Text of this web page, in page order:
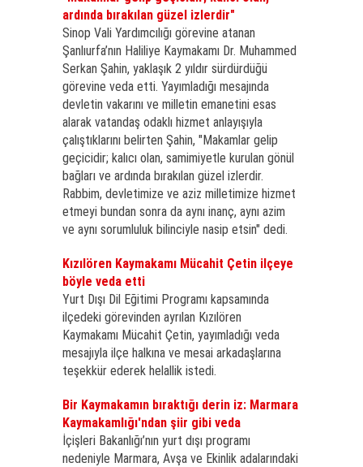
ardında bırakılan güzel izlerdir"
Sinop Vali Yardımcılığı görevine atanan
Şanlıurfa’nın Haliliye Kaymakamı Dr. Muhammed
Serkan Şahin, yaklaşık 2 yıldır sürdürdüğü
görevine veda etti. Yayımladığı mesajında
devletin vakarını ve milletin emanetini esas
alarak vatandaş odaklı hizmet anlayışıyla
çalıştıklarını belirten Şahin, "Makamlar gelip
geçicidir; kalıcı olan, samimiyetle kurulan gönül
bağları ve ardında bırakılan güzel izlerdir.
Rabbim, devletimize ve aziz milletimize hizmet
etmeyi bundan sonra da aynı inanç, aynı azim
ve aynı sorumluluk bilinciyle nasip etsin" dedi.
Kızılören Kaymakamı Mücahit Çetin ilçeye
böyle veda etti
Yurt Dışı Dil Eğitimi Programı kapsamında
ilçedeki görevinden ayrılan Kızılören
Kaymakamı Mücahit Çetin, yayımladığı veda
mesajıyla ilçe halkına ve mesai arkadaşlarına
teşekkür ederek helallik istedi.
Bir Kaymakamın bıraktığı derin iz: Marmara
Kaymakamlığı'ndan şiir gibi veda
İçişleri Bakanlığı’nın yurt dışı programı
nedeniyle Marmara, Avşa ve Ekinlik adalarındaki